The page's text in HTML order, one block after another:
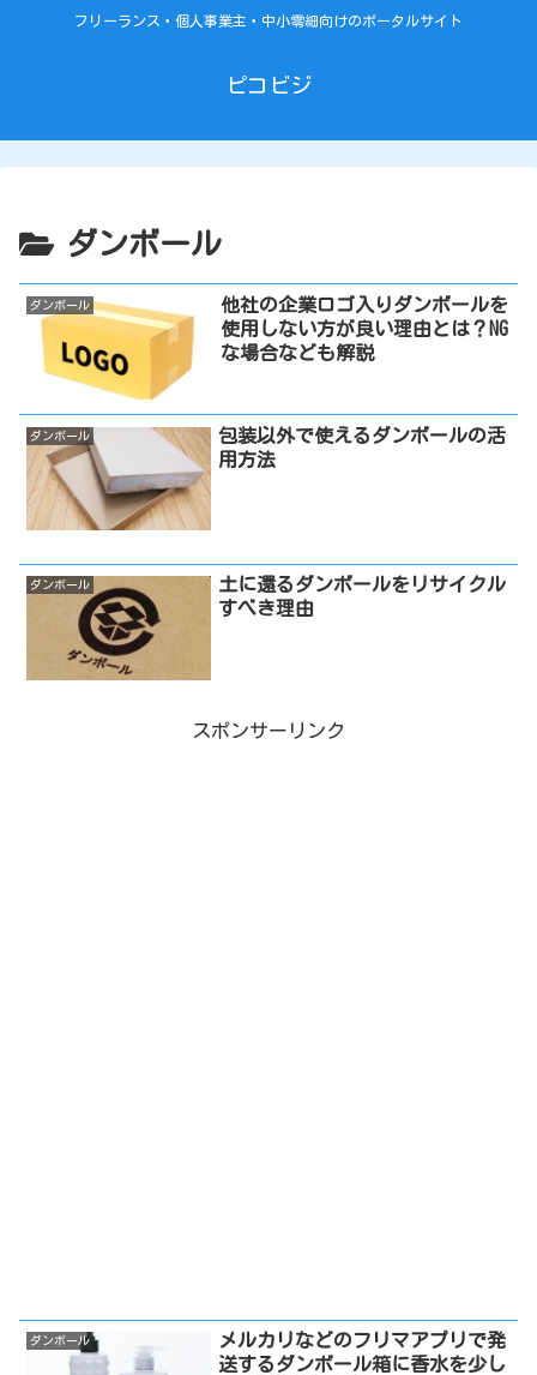
フリーランス・個人事業主・中小零細向けのポータルサイト
ピコビジ
ダンボール
ダンボール
他社の企業ロゴ入りダンボールを
使用しない方が良い理由とは？NG
な場合なども解説
ダンボール
包装以外で使えるダンボールの活
用方法
ダンボール
土に還るダンボールをリサイクル
すべき理由
スポンサーリンク
ダンボール
メルカリなどのフリマアプリで発
送するダンボール箱に香水を少し